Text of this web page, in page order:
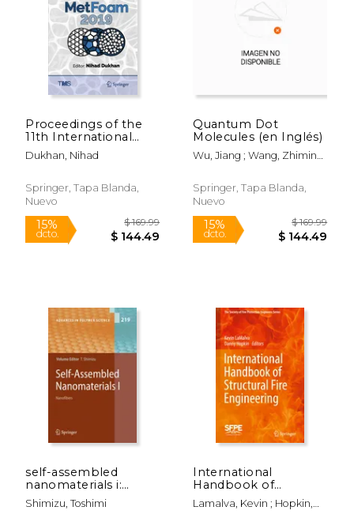
Proceedings of the
11th International
Conference on
Porous Metals and
(Metfoam 2019) (en
Inglés)
Dukhan, Nihad
Springer, Tapa Blanda,
Nuevo
Quantum Dot
Molecules (en Inglés)
Wu, Jiang ; Wang, Zhiming
Springer, Tapa Blanda,
Nuevo
self-assembled
nanomaterials i:
nanofibers (en Inglés)
Shimizu, Toshimi
International
Handbook of
Structural Fire
Engineering (en
Lamalva, Kevin ; Hopkin,